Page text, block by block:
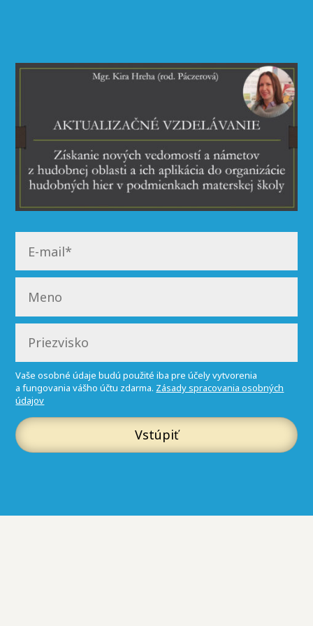
Vaše osobné údaje budú použité iba pre účely vytvorenia
a fungovania vášho účtu zdarma. Zásady spracovania osobných
údajov
Vstúpiť